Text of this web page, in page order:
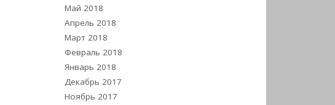
Май 2018
Апрель 2018
Март 2018
Февраль 2018
Январь 2018
Декабрь 2017
Ноябрь 2017